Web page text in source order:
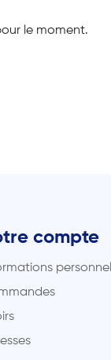
le moment.
compte